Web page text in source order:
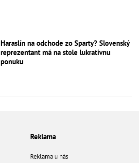
Haraslín na odchode zo Sparty? Slovenský
reprezentant má na stole lukratívnu
ponuku
Reklama
Reklama u nás